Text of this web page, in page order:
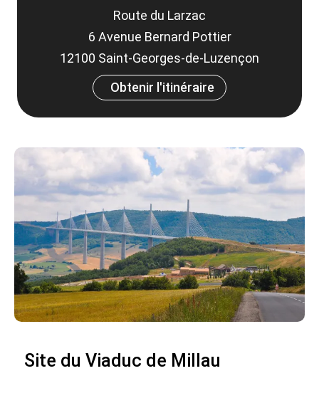
Route du Larzac
6 Avenue Bernard Pottier
12100 Saint-Georges-de-Luzençon
Obtenir l'itinéraire
Site du Viaduc de Millau